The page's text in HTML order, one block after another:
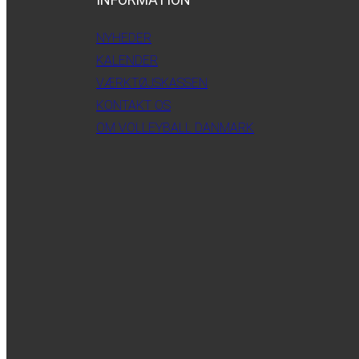
NYHEDER
KALENDER
VÆRKTØJSKASSEN
KONTAKT OS
OM VOLLEYBALL DANMARK